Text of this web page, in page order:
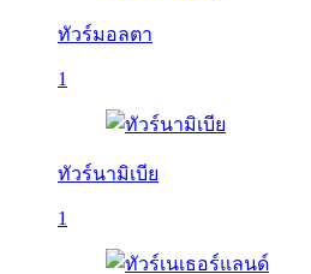
ทัวร์มอลตา
1
ทัวร์นามิเบีย
1